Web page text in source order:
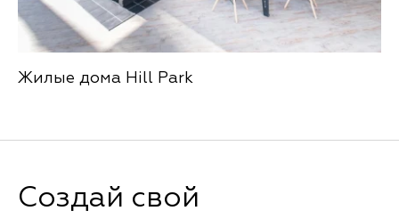
Жилые дома Hill Park
Создай свой